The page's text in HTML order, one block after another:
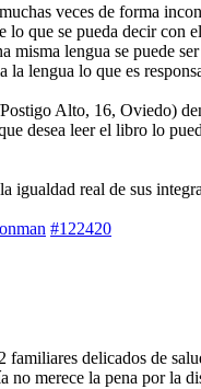
veces de forma
que se pueda decir con
misma lengua se puede
lengua lo que es
Alto, 16, Oviedo)
desea leer el libro lo
igualdad real de sus
#122420
delicados de
no merece la pena por la